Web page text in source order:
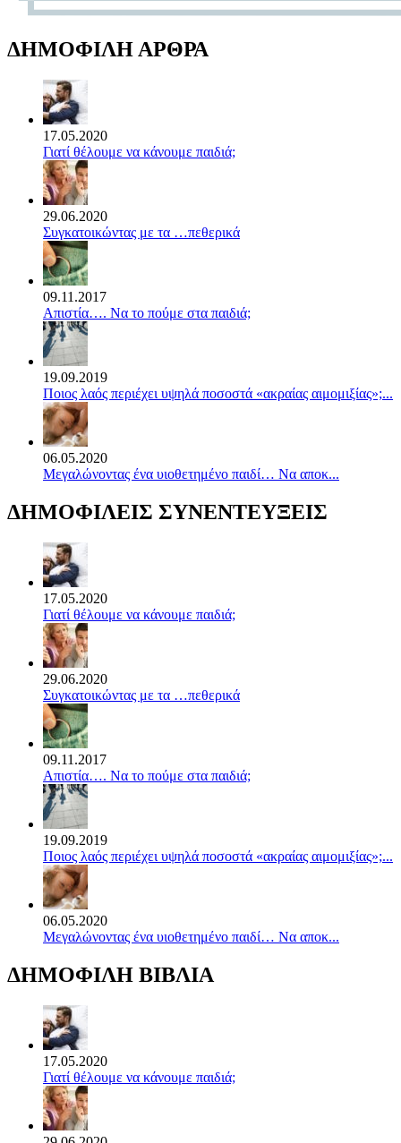
ΔΗΜΟΦΙΛΗ ΑΡΘΡΑ
17.05.2020
Γιατί θέλουμε να κάνουμε παιδιά;
29.06.2020
Συγκατοικώντας με τα …πεθερικά
09.11.2017
Απιστία…. Να το πούμε στα παιδιά;
19.09.2019
Ποιος λαός περιέχει υψηλά ποσοστά «ακραίας αιμομιξίας»;...
06.05.2020
Mεγαλώνοντας ένα υιοθετημένο παιδί… Να αποκ...
ΔΗΜΟΦΙΛΕΙΣ ΣΥΝΕΝΤΕΥΞΕΙΣ
17.05.2020
Γιατί θέλουμε να κάνουμε παιδιά;
29.06.2020
Συγκατοικώντας με τα …πεθερικά
09.11.2017
Απιστία…. Να το πούμε στα παιδιά;
19.09.2019
Ποιος λαός περιέχει υψηλά ποσοστά «ακραίας αιμομιξίας»;...
06.05.2020
Mεγαλώνοντας ένα υιοθετημένο παιδί… Να αποκ...
ΔΗΜΟΦΙΛΗ ΒΙΒΛΙΑ
17.05.2020
Γιατί θέλουμε να κάνουμε παιδιά;